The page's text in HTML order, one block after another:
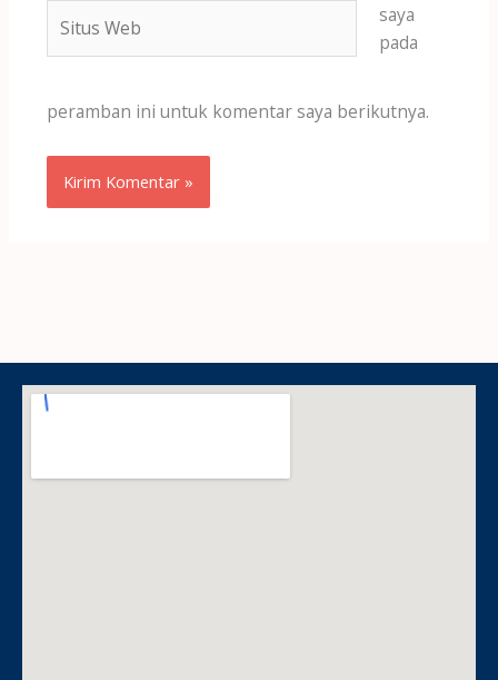
Web
saya
pada
peramban ini untuk komentar saya berikutnya.